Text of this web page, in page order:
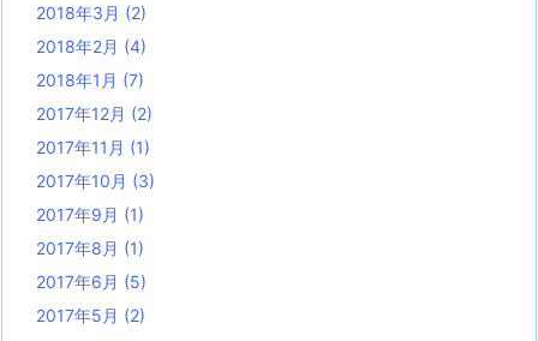
2018年3月 (2)
2018年2月 (4)
2018年1月 (7)
2017年12月 (2)
2017年11月 (1)
2017年10月 (3)
2017年9月 (1)
2017年8月 (1)
2017年6月 (5)
2017年5月 (2)